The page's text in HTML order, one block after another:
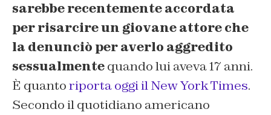
sarebbe recentemente accordata
per risarcire un giovane attore che
la denunciò per averlo aggredito
sessualmentequando lui aveva 17 anni.
È quantoriporta oggi il New York Times.
Secondo il quotidiano americano